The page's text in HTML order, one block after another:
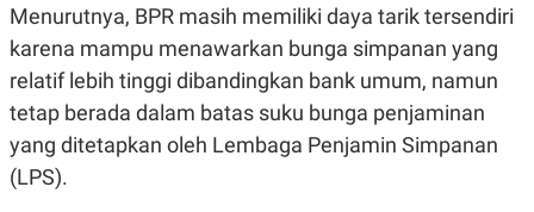
T
V
JARINGAN
K
O
N
P
R
E
Menurutnya, BPR masih memiliki daya tarik tersendiri
karena mampu menawarkan bunga simpanan yang
relatif lebih tinggi dibandingkan bank umum, namun
tetap berada dalam batas suku bunga penjaminan
yang ditetapkan oleh Lembaga Penjamin Simpanan
(LPS).